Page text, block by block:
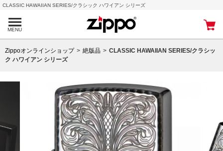
CLASSIC HAWAIIAN SERIES/クラシック ハワイアン シリーズ
MENU
Zippoオンラインショップ 絶版品
CLASSIC HAWAIIAN SERIES/クラシッ
ク ハワイアン シリーズ